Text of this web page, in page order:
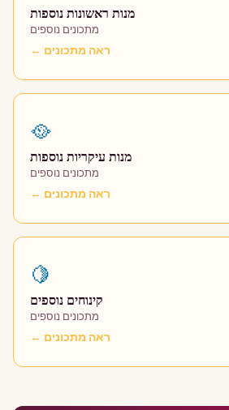
מנות ראשונות נוספות
מתכונים נוספים
← ראה מתכונים
🥘
מנות עיקריות נוספות
מתכונים נוספים
← ראה מתכונים
🍋
קינוחים נוספים
מתכונים נוספים
← ראה מתכונים